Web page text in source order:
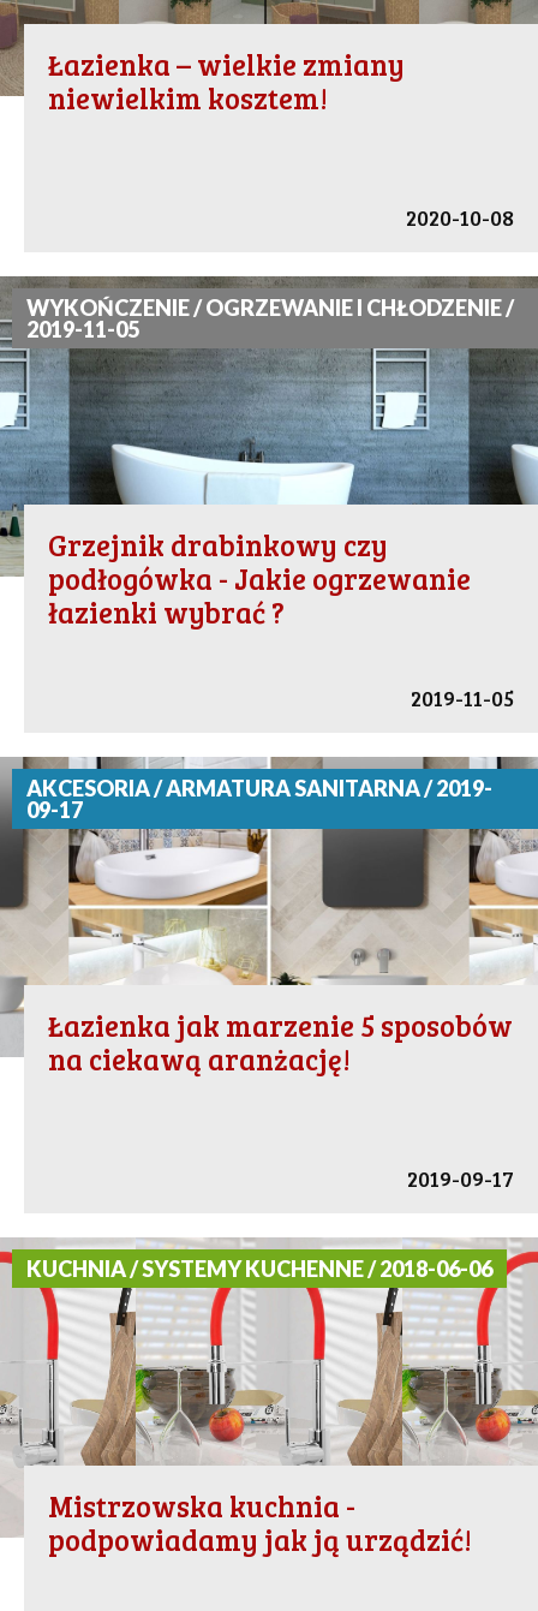
Łazienka – wielkie zmiany
niewielkim kosztem!
2020-10-08
WYKOŃCZENIE / OGRZEWANIE I CHŁODZENIE /
2019-11-05
Grzejnik drabinkowy czy
podłogówka - Jakie ogrzewanie
łazienki wybrać ?
2019-11-05
AKCESORIA / ARMATURA SANITARNA / 2019-
09-17
Łazienka jak marzenie 5 sposobów
na ciekawą aranżację!
2019-09-17
KUCHNIA / SYSTEMY KUCHENNE / 2018-06-06
Mistrzowska kuchnia -
podpowiadamy jak ją urządzić!